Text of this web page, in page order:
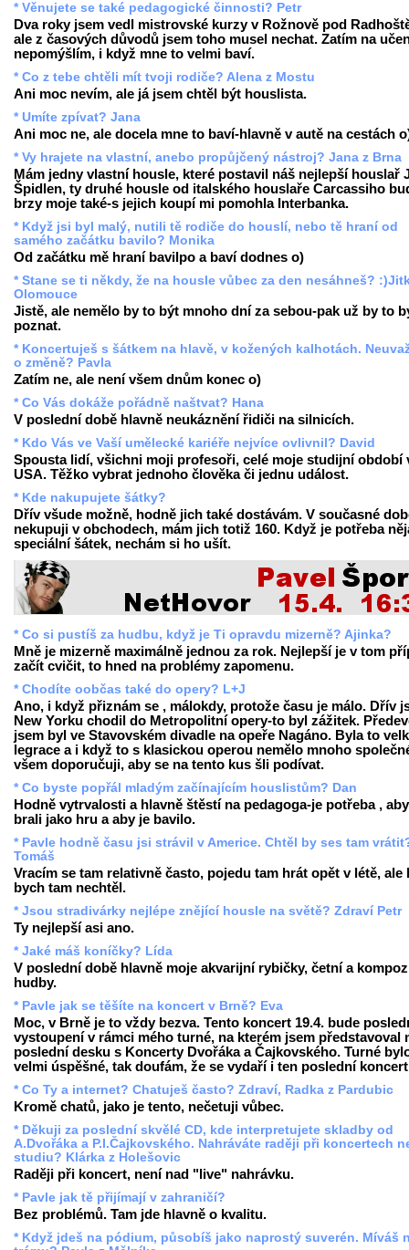
* Věnujete se také pedagogické činnosti? Petr
Dva roky jsem vedl mistrovské kurzy v Rožnově pod
ale z časových důvodů jsem toho musel nechat. Zatím na
nepomýšlím, i když mne to velmi baví.
* Co z tebe chtěli mít tvoji rodiče? Alena z Mostu
Ani moc nevím, ale já jsem chtěl být houslista.
* Umíte zpívat? Jana
Ani moc ne, ale docela mne to baví-hlavně v autě na cestách
* Vy hrajete na vlastní, anebo propůjčený nástroj? Jana z Brna
Mám jedny vlastní housle, které postavil náš nejlepší houslař
Špidlen, ty druhé housle od italského houslaře Carcassiho
brzy moje také-s jejich koupí mi pomohla Interbanka.
* Když jsi byl malý, nutili tě rodiče do houslí, nebo tě hraní od
samého začátku bavilo? Monika
Od začátku mě hraní bavilpo a baví dodnes o)
* Stane se ti někdy, že na housle vůbec za den nesáhneš?
Olomouce
Jistě, ale nemělo by to být mnoho dní za sebou-pak už by to
poznat.
* Koncertuješ s šátkem na hlavě, v kožených kalhotách.
o změně? Pavla
Zatím ne, ale není všem dnům konec o)
* Co Vás dokáže pořádně naštvat? Hana
V poslední době hlavně neukáznění řidiči na silnicích.
* Kdo Vás ve Vaší umělecké kariéře nejvíce ovlivnil? David
Spousta lidí, všichni moji profesoři, celé moje studijní období
USA. Těžko vybrat jednoho člověka či jednu událost.
* Kde nakupujete šátky?
Dřív všude možně, hodně jich také dostávám. V současné
nekupuji v obchodech, mám jich totiž 160. Když je potřeba
speciální šátek, nechám si ho ušít.
* Co si pustíš za hudbu, když je Ti opravdu mizerně? Ajinka?
Mně je mizerně maximálně jednou za rok. Nejlepší je v tom
začít cvičit, to hned na problémy zapomenu.
* Chodíte oobčas také do opery? L+J
Ano, i když přiznám se , málokdy, protože času je málo. Dřív
New Yorku chodil do Metropolitní opery-to byl zážitek.
jsem byl ve Stavovském divadle na opeře Nagáno. Byla to
legrace a i když to s klasickou operou nemělo mnoho
všem doporučuji, aby se na tento kus šli podívat.
* Co byste popřál mladým začínajícím houslistům? Dan
Hodně vytrvalosti a hlavně štěstí na pedagoga-je potřeba ,
brali jako hru a aby je bavilo.
* Pavle hodně času jsi strávil v Americe. Chtěl by ses tam
Tomáš
Vracím se tam relativně často, pojedu tam hrát opět v létě, ale
bych tam nechtěl.
* Jsou stradivárky nejlépe znějící housle na světě? Zdraví Petr
Ty nejlepší asi ano.
* Jaké máš koníčky? Lída
V poslední době hlavně moje akvarijní rybičky, četní a
hudby.
* Pavle jak se těšíte na koncert v Brně? Eva
Moc, v Brně je to vždy bezva. Tento koncert 19.4. bude
vystoupení v rámci mého turné, na kterém jsem představoval
poslední desku s Koncerty Dvořáka a Čajkovského. Turné
velmi úspěšné, tak doufám, že se vydaří i ten poslední
* Co Ty a internet? Chatuješ často? Zdraví, Radka z Pardubic
Kromě chatů, jako je tento, nečetuji vůbec.
* Děkuji za poslední skvělé CD, kde interpretujete skladby od
A.Dvořáka a P.I.Čajkovského. Nahráváte raději při koncertech
studiu? Klárka z Holešovic
Raději při koncert, není nad "live" nahrávku.
* Pavle jak tě přijímají v zahraničí?
Bez problémů. Tam jde hlavně o kvalitu.
* Když jdeš na pódium, působíš jako naprostý suverén. Míváš